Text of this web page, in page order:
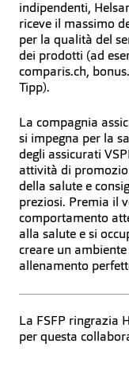
indipendenti,
riceve il massimo
per la qualità del
dei prodotti (ad
comparis.ch,
Tipp).
La compagnia
si impegna per la
degli assicurati
attività di
della salute e
preziosi. Premia il
comportamento
alla salute e si
creare un ambiente
allenamento
La FSFP ringrazia
per questa